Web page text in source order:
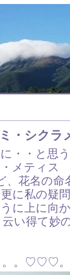
・シクラ
・・と思
メティ
、花名の
に私の疑
に上に向
い得て妙
。。♡♡♡。